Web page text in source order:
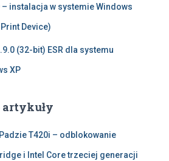
– instalacja w systemie Windows
Device)
(32-bit) ESR dla systemu
XP
artykuły
T420i – odblokowanie
i Intel Core trzeciej generacji